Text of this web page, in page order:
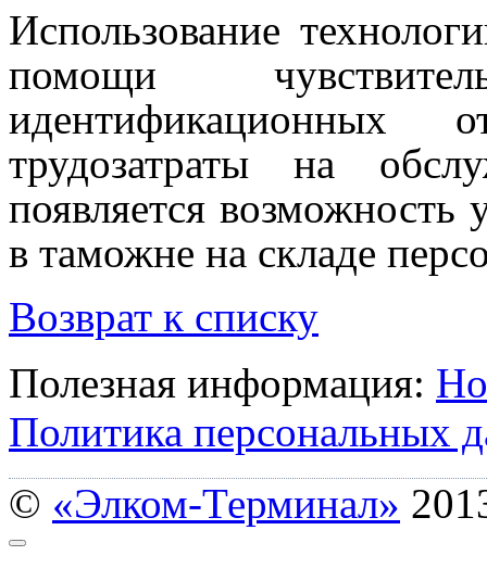
Использование
помощи
идентификационных
трудозатраты на
появляется возможность
в таможне на складе
Возврат к списку
Полезная информация:
Политика персональных
© «Элком-Терминал»